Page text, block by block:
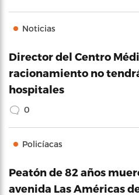
Noticias
Director del Centro
racionamiento no
hospitales
0
Policíacas
Peatón de 82 años
avenida Las Américas